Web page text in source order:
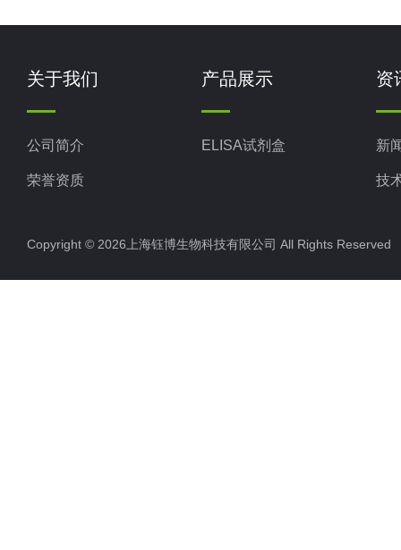
关于我们
公司简介
荣誉资质
产品展示
ELISA试剂盒
资
新
技
Copyright © 2026上海钰博生物科技有限公司 All Rights